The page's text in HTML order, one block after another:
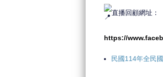
直播回顧網址：
https://
民國114年全民